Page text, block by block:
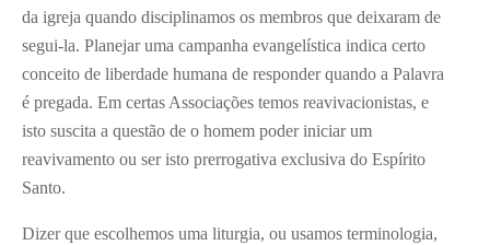
da igreja quando disciplinamos os membros que deixaram de
segui-la. Planejar uma campanha evangelística indica certo
conceito de liberdade humana de responder quando a Palavra
é pregada. Em certas Associações temos reavivacionistas, e
isto suscita a questão de o homem poder iniciar um
reavivamento ou ser isto prerrogativa exclusiva do Espírito
Santo.
Dizer que escolhemos uma liturgia, ou usamos terminologia,